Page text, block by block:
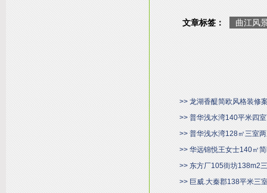
文章标签： 曲江风
>> 龙湖香醍简欧风格装修
>> 普华浅水湾140平米四
>> 普华浅水湾128㎡三室
>> 华远锦悦王女士140㎡
>> 东方厂105街坊138m2
>> 巨威.大秦郡138平米三